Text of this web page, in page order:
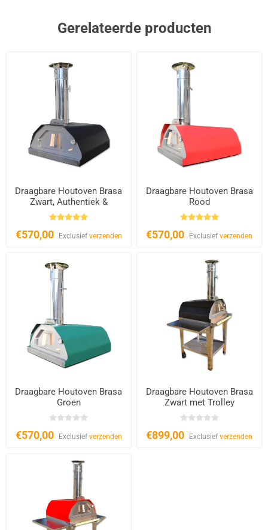
Gerelateerde producten
Draagbare Houtoven Brasa
Zwart, Authentiek &
Compact
€570,00 Exclusief verzenden
Draagbare Houtoven Brasa
Rood
€570,00 Exclusiefverzenden
Draagbare Houtoven Brasa
Groen
€570,00 Exclusief verzenden
Draagbare Houtoven Brasa
Zwart met Trolley
€899,00 Exclusiefverzenden